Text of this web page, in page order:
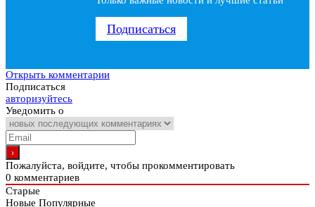
Подписаться
Открыть комментарии
Подписаться
авторизуйтесь
Уведомить о
Пожалуйста, войдите, чтобы прокомментировать
0 комментариев
Старые
Новые Популярные